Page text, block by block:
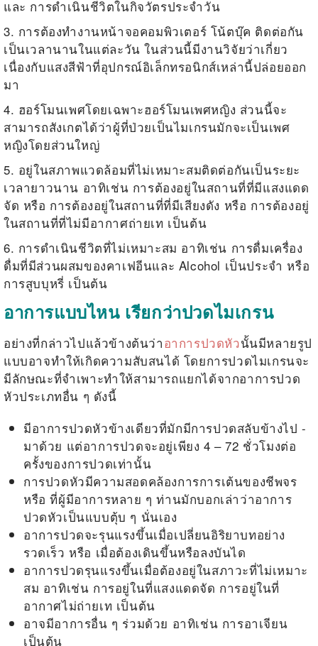
และ การดำเนินชีวิตในกิจวัตรประจำวัน
3. การต้องทำงานหน้าจอคอมพิวเตอร์ โน้ตบุ๊ค ติดต่อกัน
เป็นเวลานานในแต่ละวัน ในส่วนนี้มีงานวิจัยว่าเกี่ยว
เนื่องกับแสงสีฟ้าที่อุปกรณ์อิเล็กทรอนิกส์เหล่านี้ปล่อยออก
มา
4. ฮอร์โมนเพศโดยเฉพาะฮอร์โมนเพศหญิง ส่วนนี้จะ
สามารถสังเกตได้ว่าผู้ที่ป่วยเป็นไมเกรนมักจะเป็นเพศ
หญิงโดยส่วนใหญ่
5. อยู่ในสภาพแวดล้อมที่ไม่เหมาะสมติดต่อกันเป็นระยะ
เวลายาวนาน อาทิเช่น การต้องอยู่ในสถานที่ที่มีแสงแดด
จัด หรือ การต้องอยู่ในสถานที่ที่มีเสียงดัง หรือ การต้องอยู่
ในสถานที่ที่ไม่มีอากาศถ่ายเท เป็นต้น
6. การดำเนินชีวิตที่ไม่เหมาะสม อาทิเช่น การดื่มเครื่อง
ดื่มที่มีส่วนผสมของคาเฟอีนและ Alcohol เป็นประจำ หรือ
การสูบบุหรี่ เป็นต้น
อาการแบบไหน เรียกว่าปวดไมเกรน
อย่างที่กล่าวไปแล้วข้างต้นว่าอาการปวดหัวนั้นมีหลายรูป
แบบอาจทำให้เกิดความสับสนได้ โดยการปวดไมเกรนจะ
มีลักษณะที่จำเพาะทำให้สามารถแยกได้จากอาการปวด
หัวประเภทอื่น ๆ ดังนี้
มีอาการปวดหัวข้างเดียวที่มักมีการปวดสลับข้างไป -
มาด้วย แต่อาการปวดจะอยู่เพียง 4 – 72 ชั่วโมงต่อ
ครั้งของการปวดเท่านั้น
การปวดหัวมีความสอดคล้องการการเต้นของชีพจร
หรือ ที่ผู้มีอาการหลาย ๆ ท่านมักบอกเล่าว่าอาการ
ปวดหัวเป็นแบบตุ้บ ๆ นั่นเอง
อาการปวดจะรุนแรงขึ้นเมื่อเปลี่ยนอิริยาบทอย่าง
รวดเร็ว หรือ เมื่อต้องเดินขึ้นหรือลงบันได
อาการปวดรุนแรงขึ้นเมื่อต้องอยู่ในสภาวะที่ไม่เหมาะ
สม อาทิเช่น การอยู่ในที่แสงแดดจัด การอยู่ในที่
อากาศไม่ถ่ายเท เป็นต้น
อาจมีอาการอื่น ๆ ร่วมด้วย อาทิเช่น การอาเจียน
เป็นต้น